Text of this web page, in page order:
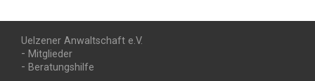
Uelzener Anwaltschaft e.V.
Navigation
überspringen
Mitglieder
Beratungshilfe